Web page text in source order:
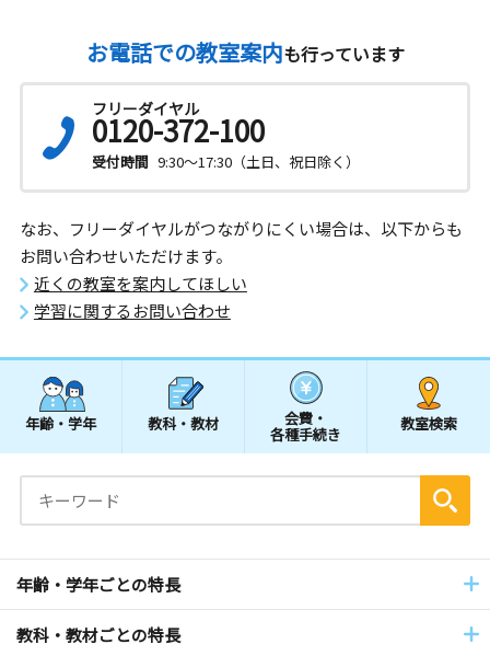
お電話での教室案内も行っています
フリーダイヤル
0120-372-100
受付時間 9:30～17:30（土日、祝日除く）
なお、フリーダイヤルがつながりにくい場合は、以下からも
お問い合わせいただけます。
近くの教室を案内してほしい
学習に関するお問い合わせ
年齢・学年 教科・教材 会費・
各種手続き
教室検索
年齢・学年ごとの特長
教科・教材ごとの特長